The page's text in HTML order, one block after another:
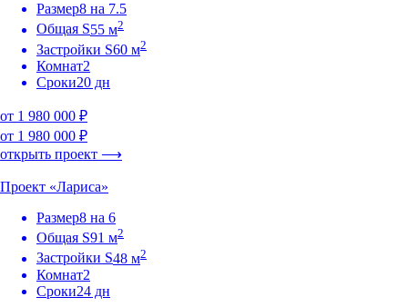
Размер8 на 7.5
Общая S55 м2
Застройки S60 м2
Комнат2
Сроки20 дн
от 1 980 000 ₽
от 1 980 000 ₽
открыть проект ⟶
Проект «Лариса»
Размер8 на 6
Общая S91 м2
Застройки S48 м2
Комнат2
Сроки24 дн